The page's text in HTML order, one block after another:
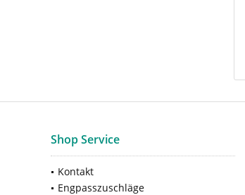
Shop Service
Kontakt
Engpasszuschläge